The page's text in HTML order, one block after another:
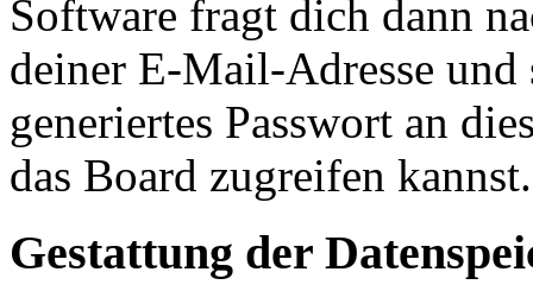
Software fragt dich dann
deiner E-Mail-Adresse und
generiertes Passwort an
das Board zugreifen kannst.
Gestattung der